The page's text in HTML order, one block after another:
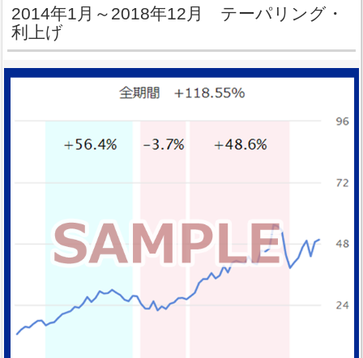
2014年1月～2018年12月 テーパリング・
利上げ